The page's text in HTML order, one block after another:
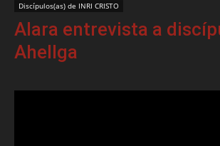
Discípulos(as) de INRI CRISTO
Alara entrevista a
Ahellga